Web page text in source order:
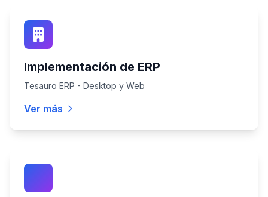
Implementación de ERP
Tesauro ERP - Desktop y Web
Ver más